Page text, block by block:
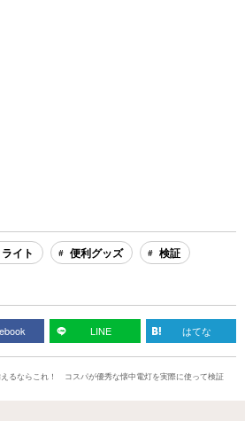
ライト 便利グッズ
検証
LINE はてな
るならこれ！ コスパが優秀な懐中電灯を実際に使って検証